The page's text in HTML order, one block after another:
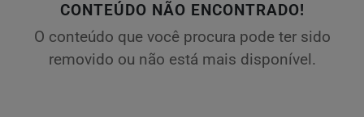
CONTEÚDO NÃO ENCONTRADO!
O conteúdo que você procura pode ter sido
removido ou não está mais disponível.